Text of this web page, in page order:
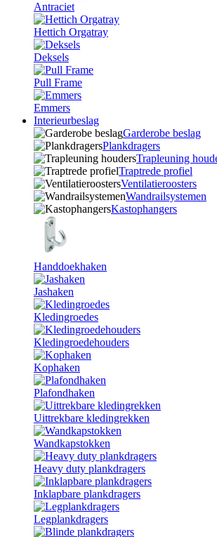
Antraciet
Hettich Orgatray
Deksels
Pull Frame
Emmers
Interieurbeslag
Garderobe beslag
Plankdragers
Trapleuning
Traptrede profiel
Ventilatieroosters
Wandrailsystemen
Kastophangers
Handdoekhaken
Jashaken
Kledingroedes
Kledingroedehouders
Kophaken
Plafondhaken
Uittrekbare kledingrekken
Wandkapstokken
Heavy duty plankdragers
Inklapbare plankdragers
Legplankdragers